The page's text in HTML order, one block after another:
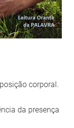
corporal.
da presença